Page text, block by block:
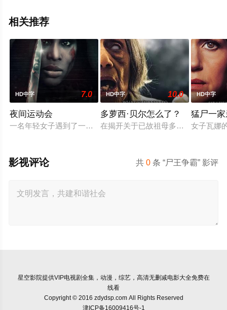
相关推荐
HD中字 7.0
夜间运动会
一名年轻女子遇到了一位在网上认识的富有男友。她很快发现
HD中字 10.0
多萝西·贝尔怎么了？
在揭开关于已故祖母多萝西·贝尔的
HD中字
猛尸一
女子瓦娜
共0 条 “尸王争霸” 影评
影视评论
星空影院提供VIP电视剧全集，动漫，综艺，高清无删减电影大全免费在
线看
Copyright © 2016 zdydsp.com All Rights Reserved
津ICP备16009416号-1